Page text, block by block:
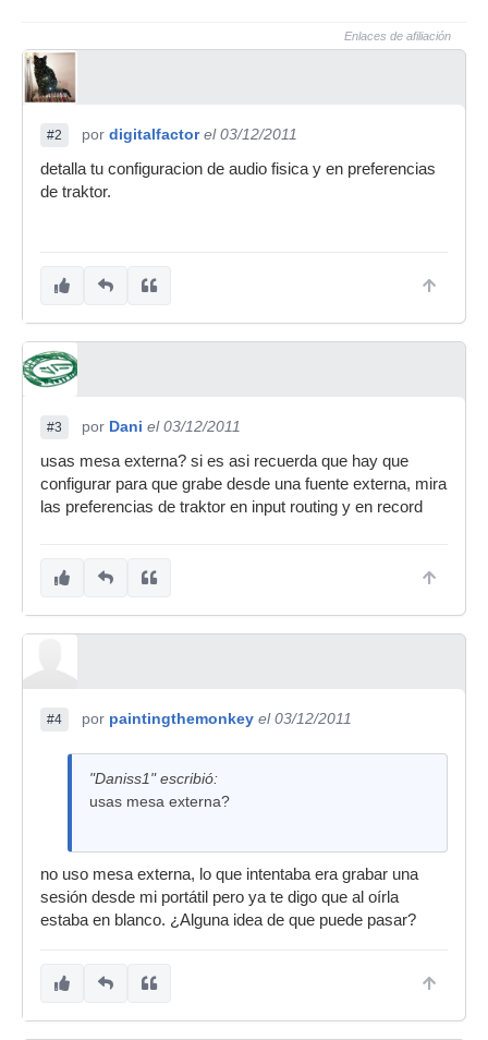
Enlaces de afiliación
#2 por digitalfactor el 03/12/2011
detalla tu configuracion de audio fisica y en preferencias
de traktor.
#3 por Dani el 03/12/2011
usas mesa externa? si es asi recuerda que hay que
configurar para que grabe desde una fuente externa, mira
las preferencias de traktor en input routing y en record
#4 por paintingthemonkey el 03/12/2011
"Daniss1" escribió:
usas mesa externa?
no uso mesa externa, lo que intentaba era grabar una
sesión desde mi portátil pero ya te digo que al oírla
estaba en blanco. ¿Alguna idea de que puede pasar?